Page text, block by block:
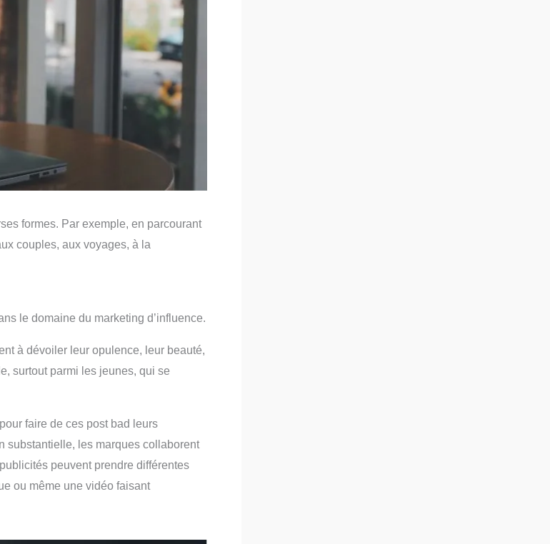
formes. Par exemple, en parcourant
couples, aux voyages, à la
le domaine du marketing d’influence.
à dévoiler leur opulence, leur beauté,
surtout parmi les jeunes, qui se
faire de ces post bad leurs
substantielle, les marques collaborent
peuvent prendre différentes
ou même une vidéo faisant